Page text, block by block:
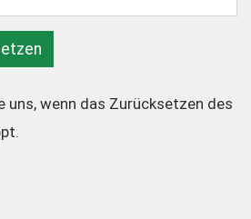
uns, wenn das Zurücksetzen des